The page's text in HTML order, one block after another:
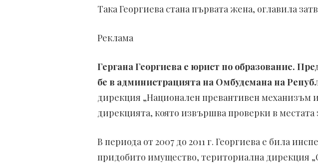
Така Георгиева стана първата жена, оглавила
Реклама
Гергана Георгиева е юрист по образование.
бе в администрацията на Омбудсмана на
дирекция „Национален превантивен механизъм
дирекцията, която извършва проверки в местата
В периода от 2007 до 2011 г. Георгиева е била
придобито имущество, териториална дирекция